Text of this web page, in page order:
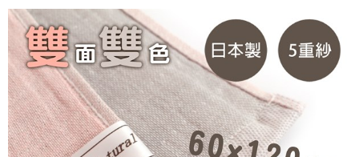
用戶於交易時，得透過本服務購買商品或服務，並由商店將買賣／分期付款
買賣價金債權讓與本公司後，依約使用本公司帳單繳交帳款。
2.基於同意付款使用「大哥付你分期」之契約關係目的，商店將以您的個人
資料（包含姓名、電話或地址）提供予台灣大哥大進項蒐集、處理及利用，
由本公司與您本人進行分期帳單所需資料之確認、核對及更正。
3.完整用戶服務條款，請詳閱以下連結：
https://oppay.tw/userRule
※ 請注意：結帳手續完成當下不需立刻繳費，但若您需要取消訂單，請聯絡
購買商品的店家。未經商家同意取消之訂單仍視為有效，需透過AFTEE先享
後付繳納相關費用。
※ 交易是否成功請以「AFTEE先享後付 」之結帳頁面顯示為準，若有關於
是否繳費成功／繳費後需取消欲退款等相關疑問，請聯繫「AFTEE先享後付
客戶支援中心」https://netprotections.freshdesk.com/support/home
【注意事項】
１．透過由恩沛科技股份有限公司提供之「AFTEE先享後付」服務完成之交
易，需依本服務之必要範圍內提供個人資料，並將交易相關給付款項請求債
權轉讓予恩沛科技股份有限公司。
每筆NT$60，滿NT$1,000(含以上)免運費
付款後7-11取貨
每筆NT$60，滿NT$1,000(含以上)免運費
宅配
每筆NT$100，滿NT$1,000(含以上)免運費